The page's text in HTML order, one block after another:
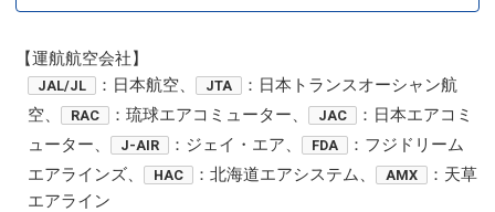
【運航航空会社】
JAL/JL ：日本航空、 JTA
：日本トランスオーシャン航
空、
RAC ：琉球エアコミューター、 JAC
：日本エアコミ
ューター、
J-AIR ：ジェイ・エア、 FDA
：フジドリーム
エアラインズ、
HAC ：北海道エアシステム、 AMX
：天草
エアライン